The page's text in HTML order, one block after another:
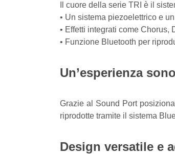
Il cuore della serie TRI è il
• Un sistema piezoelettrico e
• Effetti integrati come
• Funzione Bluetooth per
Un’esperienza
Grazie al Sound Port
riprodotte tramite il sistema
Design versatile e